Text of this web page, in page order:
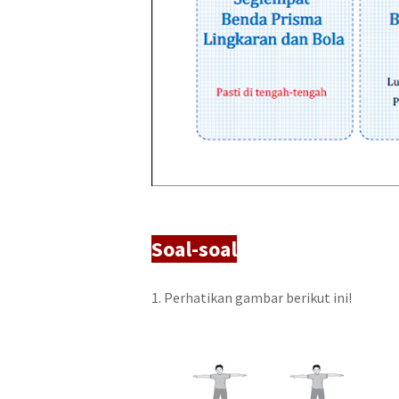
Soal-soal
1. Perhatikan gambar berikut ini!